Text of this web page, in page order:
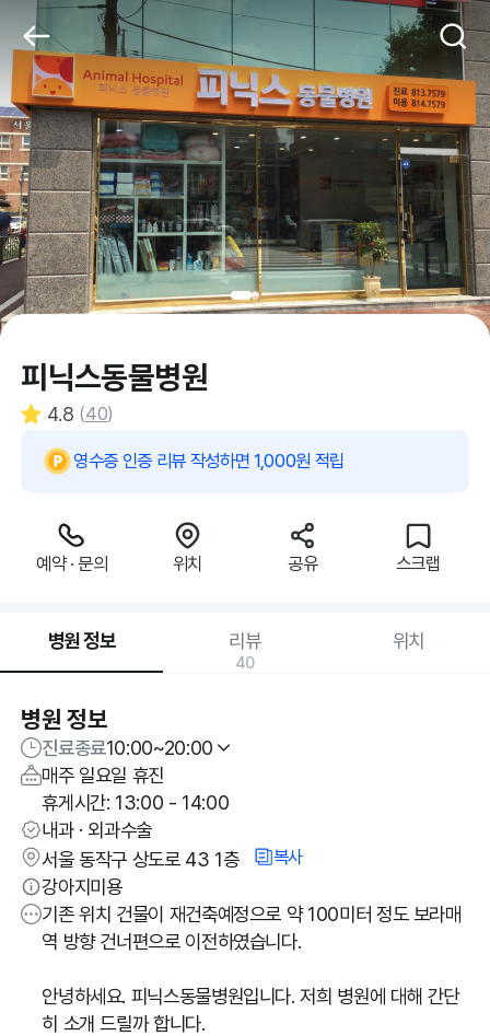
피닉스동물병원
4.8 (40)
영수증 인증 리뷰 작성하면 1,000원 적립
예약 · 문의 위치 공유 스크랩
병원 정보 리뷰
40
위치
병원 정보
진료종료10:00~20:00
매주 일요일 휴진
휴게시간: 13:00 - 14:00
내과 · 외과수술
서울 동작구 상도로 43 1층
복사
강아지미용
기존 위치 건물이 재건축예정으로 약 100미터 정도 보라매
역 방향 건너편으로 이전하였습니다.
안녕하세요. 피닉스동물병원입니다. 저희 병원에 대해 간단
히 소개 드릴까 합니다.